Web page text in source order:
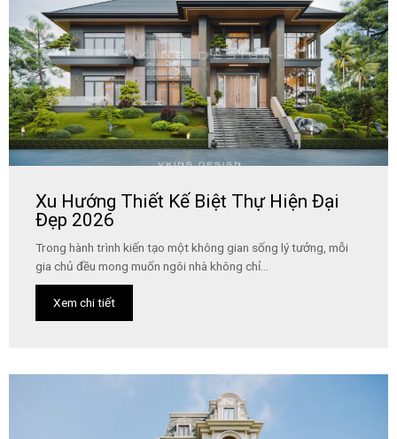
Xu Hướng Thiết Kế Biệt Thự Hiện Đại
Đẹp 2026
Trong hành trình kiến tạo một không gian sống lý tưởng, mỗi
gia chủ đều mong muốn ngôi nhà không chỉ...
Xem chi tiết